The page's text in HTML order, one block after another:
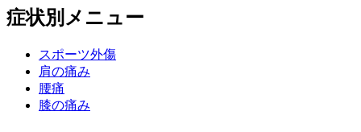
症状別メニュー
スポーツ外傷
肩の痛み
腰痛
膝の痛み